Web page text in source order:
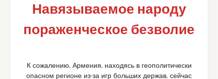
Навязываемое народу
пораженческое безволие
К сожалению, Армения, находясь в геополитически
опасном регионе из-за игр больших держав, сейчас